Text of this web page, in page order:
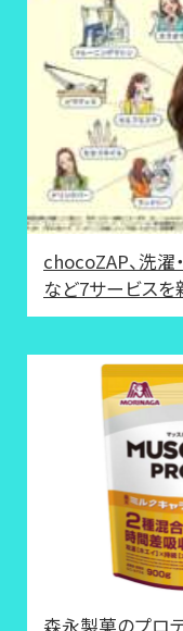
chocoZAP、洗濯
など7サービスを